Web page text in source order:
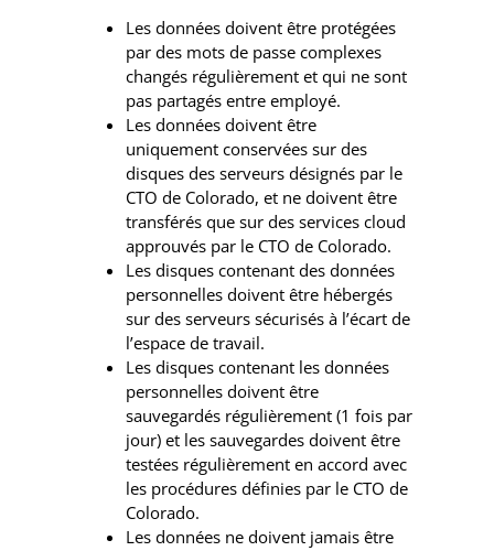
Les données doivent être protégées
par des mots de passe complexes
changés régulièrement et qui ne sont
pas partagés entre employé.
Les données doivent être
uniquement conservées sur des
disques des serveurs désignés par le
CTO de Colorado, et ne doivent être
transférés que sur des services cloud
approuvés par le CTO de Colorado.
Les disques contenant des données
personnelles doivent être hébergés
sur des serveurs sécurisés à l’écart de
l’espace de travail.
Les disques contenant les données
personnelles doivent être
sauvegardés régulièrement (1 fois par
jour) et les sauvegardes doivent être
testées régulièrement en accord avec
les procédures définies par le CTO de
Colorado.
Les données ne doivent jamais être